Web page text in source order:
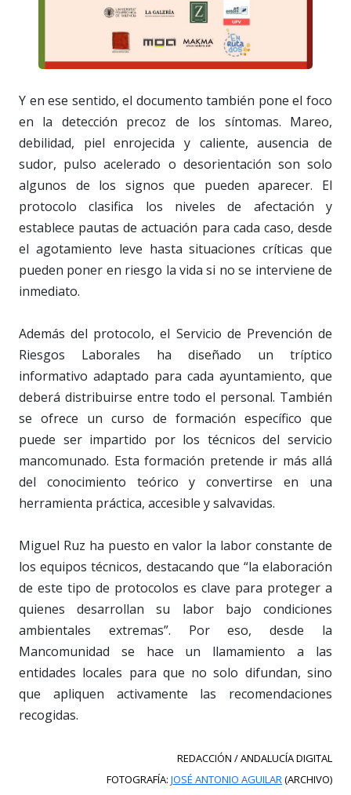
Y en ese sentido, el documento también pone el foco
en la detección precoz de los síntomas. Mareo,
debilidad, piel enrojecida y caliente, ausencia de
sudor, pulso acelerado o desorientación son solo
algunos de los signos que pueden aparecer. El
protocolo clasifica los niveles de afectación y
establece pautas de actuación para cada caso, desde
el agotamiento leve hasta situaciones críticas que
pueden poner en riesgo la vida si no se interviene de
inmediato.
Además del protocolo, el Servicio de Prevención de
Riesgos Laborales ha diseñado un tríptico
informativo adaptado para cada ayuntamiento, que
deberá distribuirse entre todo el personal. También
se ofrece un curso de formación específico que
puede ser impartido por los técnicos del servicio
mancomunado. Esta formación pretende ir más allá
del conocimiento teórico y convertirse en una
herramienta práctica, accesible y salvavidas.
Miguel Ruz ha puesto en valor la labor constante de
los equipos técnicos, destacando que “la elaboración
de este tipo de protocolos es clave para proteger a
quienes desarrollan su labor bajo condiciones
ambientales extremas”. Por eso, desde la
Mancomunidad se hace un llamamiento a las
entidades locales para que no solo difundan, sino
que apliquen activamente las recomendaciones
recogidas.
REDACCIÓN / ANDALUCÍA DIGITAL
FOTOGRAFÍA: JOSÉ ANTONIO AGUILAR(ARCHIVO)